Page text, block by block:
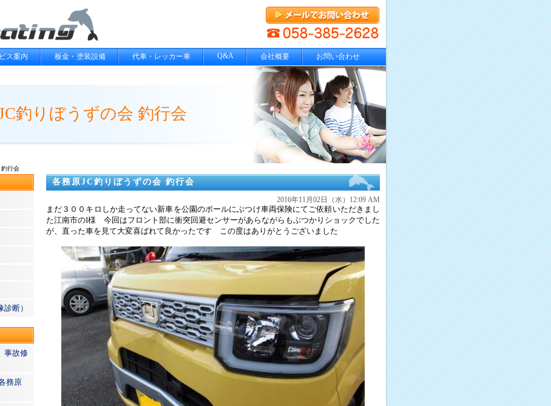
ス案内 板金・塗装設備 代車・レッカー車 Q&A 会社概要 お問い合わせ
釣りぼうずの会 釣行会
釣行会
各務原JC釣りぼうずの会 釣行会
2016年11月02日（水）12:09 AM
まだ３００キロしか走ってない新車を公園のポールにぶつけ車両保険にてご依頼いただきまし
た江南市のI様 今回はフロント部に衝突回避センサーがあらながらもぶつかりショックでした
が、直った車を見て大変喜ばれて良かったです この度はありがとうございました
断）
故修
務原